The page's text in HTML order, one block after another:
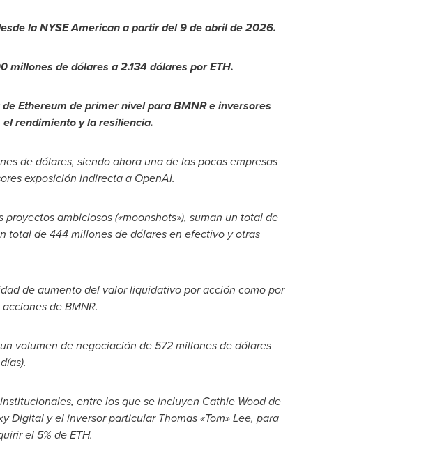
la NYSE American a partir del 9 de abril de 2026.
millones de dólares a 2.134 dólares por ETH.
Ethereum de primer nivel para BMNR e inversores
rendimiento y la resiliencia.
de dólares, siendo ahora una de las pocas empresas
exposición indirecta a OpenAI.
ambiciosos («moonshots»), suman un total de
total de 444 millones de dólares en efectivo y otras
de aumento del valor liquidativo por acción como por
de BMNR.
volumen de negociación de 572 millones de dólares
entre los que se incluyen Cathie Wood de
Digital y el inversor particular Thomas «Tom» Lee, para
el 5% de ETH.